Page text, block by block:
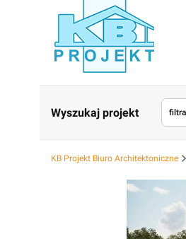
Wyszukaj projekt
KB Projekt Biuro Architektoniczne